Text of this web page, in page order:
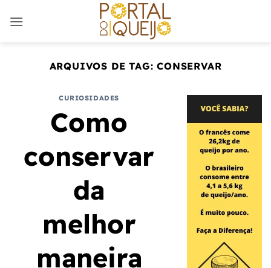
ARQUIVOS DE TAG:CONSERVAR
CURIOSIDADES
Como
conservar
da
melhor
maneira